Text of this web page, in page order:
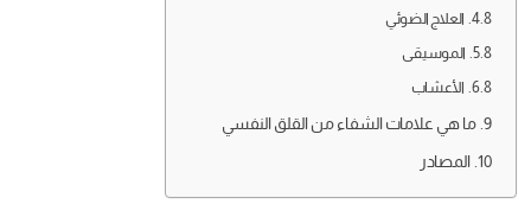
العلاج الضوئي
الموسيقى
الأعشاب
ما هي علامات الشفاء من القلق النفسي
المصادر